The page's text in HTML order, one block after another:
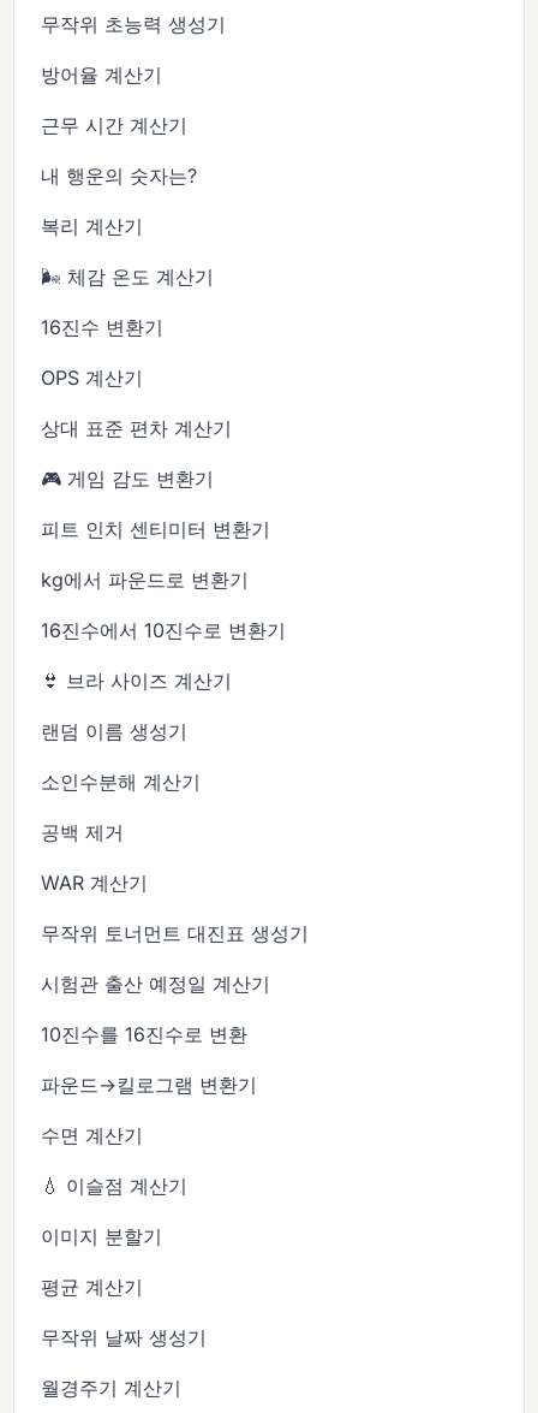
무작위 초능력 생성기
방어율 계산기
근무 시간 계산기
내 행운의 숫자는?
복리 계산기
🌬️ 체감 온도 계산기
16진수 변환기
OPS 계산기
상대 표준 편차 계산기
🎮 게임 감도 변환기
피트 인치 센티미터 변환기
kg에서 파운드로 변환기
16진수에서 10진수로 변환기
👙 브라 사이즈 계산기
랜덤 이름 생성기
소인수분해 계산기
공백 제거
WAR 계산기
무작위 토너먼트 대진표 생성기
시험관 출산 예정일 계산기
10진수를 16진수로 변환
파운드→킬로그램 변환기
수면 계산기
💧 이슬점 계산기
이미지 분할기
평균 계산기
무작위 날짜 생성기
월경주기 계산기